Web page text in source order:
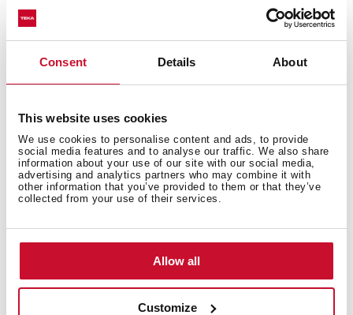
Consent Details About
This website uses cookies
We use cookies to personalise content and ads, to provide
social media features and to analyse our traffic. We also share
information about your use of our site with our social media,
advertising and analytics partners who may combine it with
other information that you’ve provided to them or that they’ve
collected from your use of their services.
Allow all
Customize
منتج حائز على جوائز متعددة
حاز هذا المنتج على العديد من الجوائز المرموقة في الصناعة، بما
في ذلك جوائز التصميم الجيد الدولية، وجائزة تصميم المنتج
الأوروبية، وجائزة التصميم الدولية.